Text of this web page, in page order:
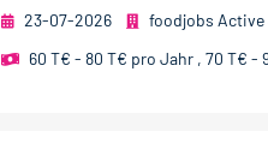
23-07-2026 foodjobs Active
60 T€ - 80 T€ pro Jahr , 70 T€ -